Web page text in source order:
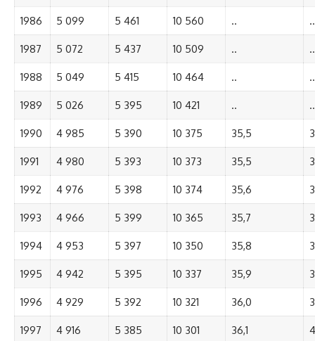
1986 5 099 5 461 10 560 .. ..
1987 5 072 5 437 10 509 .. ..
1988 5 049 5 415 10 464 .. ..
1989 5 026 5 395 10 421 .. ..
1990 4 985 5 390 10 375 35,5
1991 4 980 5 393 10 373 35,5
1992 4 976 5 398 10 374 35,6
1993 4 966 5 399 10 365 35,7
1994 4 953 5 397 10 350 35,8
1995 4 942 5 395 10 337 35,9
1996 4 929 5 392 10 321 36,0
1997 4 916 5 385 10 301 36,1